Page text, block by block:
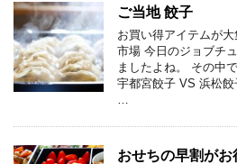
ご当地 餃子
お買い得アイテムが
市場 今日のジョブチ
ましたよね。 その中
宇都宮餃子 VS 浜松
おせちの早割がお